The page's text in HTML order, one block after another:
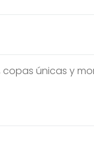
únicas y